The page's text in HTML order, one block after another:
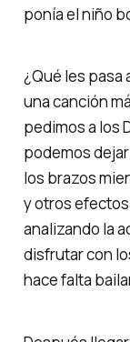
ponía el niño
¿Qué les pasa
una canción
pedimos a los
podemos
los brazos
y otros
analizando la
disfrutar con
hace falta